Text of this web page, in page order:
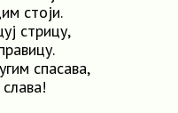
стоји.
стрицу,
спасава,